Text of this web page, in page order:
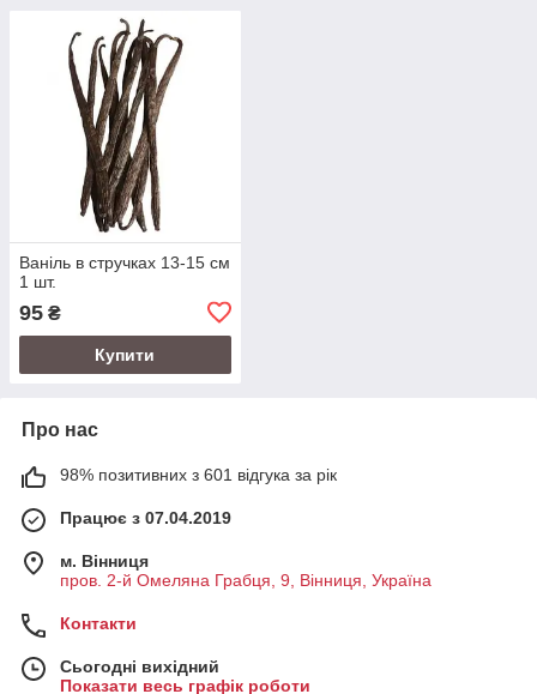
Ваніль в стручках 13-15 см
1 шт.
95 ₴
Купити
Про нас
98% позитивних з 601 відгука за рік
Працює з 07.04.2019
м. Вінниця
пров. 2-й Омеляна Грабця, 9, Вінниця, Україна
Контакти
Сьогодні вихідний
Показати весь графік роботи